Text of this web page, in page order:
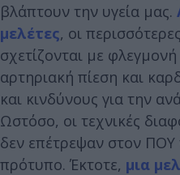
βλάπτουν την υγεία μας.
μελέτες, οι
σχετίζονται με
αρτηριακή πίεση και
και κινδύνους για την
Ωστόσο, οι τεχνικές
δεν επέτρεψαν στον ΠΟΥ
πρότυπο. Έκτοτε, μια